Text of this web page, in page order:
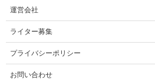
運営会社
ライター募集
プライバシーポリシー
お問い合わせ